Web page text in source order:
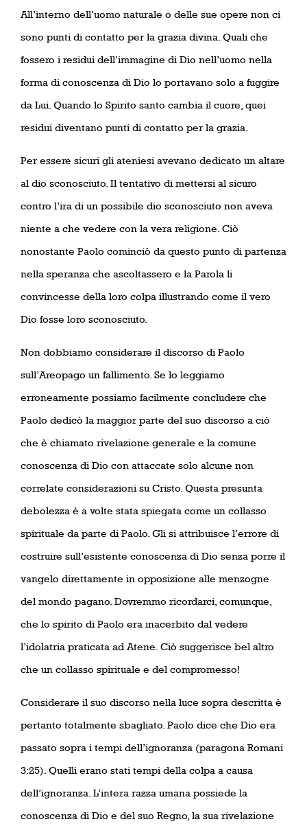
All’interno dell’uomo naturale o delle sue opere non ci
sono punti di contatto per la grazia divina. Quali che
fossero i residui dell’immagine di Dio nell’uomo nella
forma di conoscenza di Dio lo portavano solo a fuggire
da Lui. Quando lo Spirito santo cambia il cuore, quei
residui diventano punti di contatto per la grazia.
Per essere sicuri gli ateniesi avevano dedicato un altare
al dio sconosciuto. Il tentativo di mettersi al sicuro
contro l’ira di un possibile dio sconosciuto non aveva
niente a che vedere con la vera religione. Ciò
nonostante Paolo cominciò da questo punto di partenza
nella speranza che ascoltassero e la Parola li
convincesse della loro colpa illustrando come il vero
Dio fosse loro sconosciuto.
Non dobbiamo considerare il discorso di Paolo
sull’Areopago un fallimento. Se lo leggiamo
erroneamente possiamo facilmente concludere che
Paolo dedicò la maggior parte del suo discorso a ciò
che è chiamato rivelazione generale e la comune
conoscenza di Dio con attaccate solo alcune non
correlate considerazioni su Cristo. Questa presunta
debolezza è a volte stata spiegata come un collasso
spirituale da parte di Paolo. Gli si attribuisce l’errore di
costruire sull’esistente conoscenza di Dio senza porre il
vangelo direttamente in opposizione alle menzogne
del mondo pagano. Dovremmo ricordarci, comunque,
che lo spirito di Paolo era inacerbito dal vedere
l’idolatria praticata ad Atene. Ciò suggerisce bel altro
che un collasso spirituale e del compromesso!
Considerare il suo discorso nella luce sopra descritta è
pertanto totalmente sbagliato. Paolo dice che Dio era
passato sopra i tempi dell’ignoranza (paragona Romani
3:25). Quelli erano stati tempi della colpa a causa
dell’ignoranza. L’intera razza umana possiede la
conoscenza di Dio e del suo Regno, la sua rivelazione